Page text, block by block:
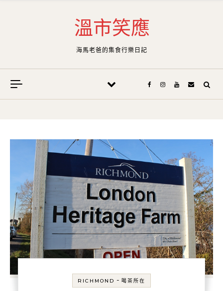
溫市笑應
海馬老爸的集食行樂日記
RICHMOND - 喝茶所在